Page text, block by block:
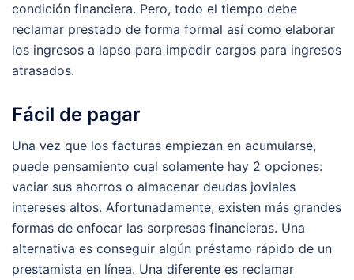
condición financiera. Pero, todo el tiempo debe
reclamar prestado de forma formal así­ como elaborar
los ingresos a lapso para impedir cargos para ingresos
atrasados.
Fácil de pagar
Una vez que los facturas empiezan en acumularse,
puede pensamiento cual solamente hay 2 opciones:
vaciar sus ahorros o almacenar deudas joviales
intereses altos. Afortunadamente, existen más grandes
formas de enfocar las sorpresas financieras. Una
alternativa es conseguir algún préstamo rápido de un
prestamista en línea. Una diferente es reclamar